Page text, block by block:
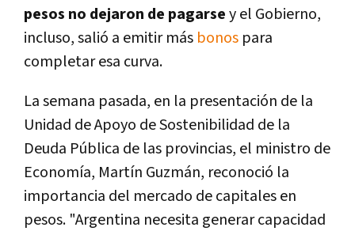
pesos no dejaron de pagarsey el Gobierno,
incluso, salió a emitir más bonos para
completar esa curva.
La semana pasada, en la presentación de la
Unidad de Apoyo de Sostenibilidad de la
Deuda Pública de las provincias, el ministro de
Economía, Martín Guzmán, reconoció la
importancia del mercado de capitales en
pesos. "Argentina necesita generar capacidad